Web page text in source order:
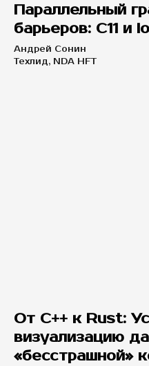
Параллельный
барьеров: C11 и
Андрей Сонин
Техлид, NDA HFT
От C++ к Rust:
визуализацию
«бесстрашной»